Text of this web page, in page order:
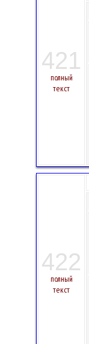
421
полный
текст
422
полный
текст